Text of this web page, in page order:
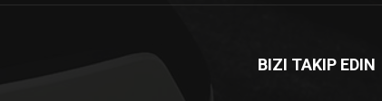
BIZI TAKIP EDIN